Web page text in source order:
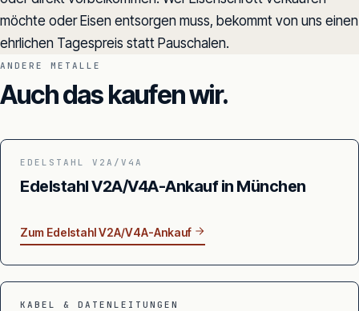
möchte oder Eisen entsorgen muss, bekommt von uns einen
ehrlichen Tagespreis statt Pauschalen.
ANDERE METALLE
Auch das kaufen wir.
EDELSTAHL V2A/V4A
Edelstahl V2A/V4A-Ankauf in München
Zum Edelstahl V2A/V4A-Ankauf
KABEL & DATENLEITUNGEN